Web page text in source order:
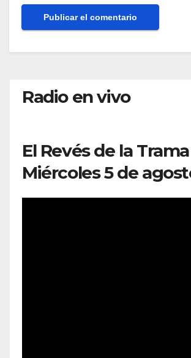
Radio en vivo
El Revés de la Trama
Miércoles 5 de